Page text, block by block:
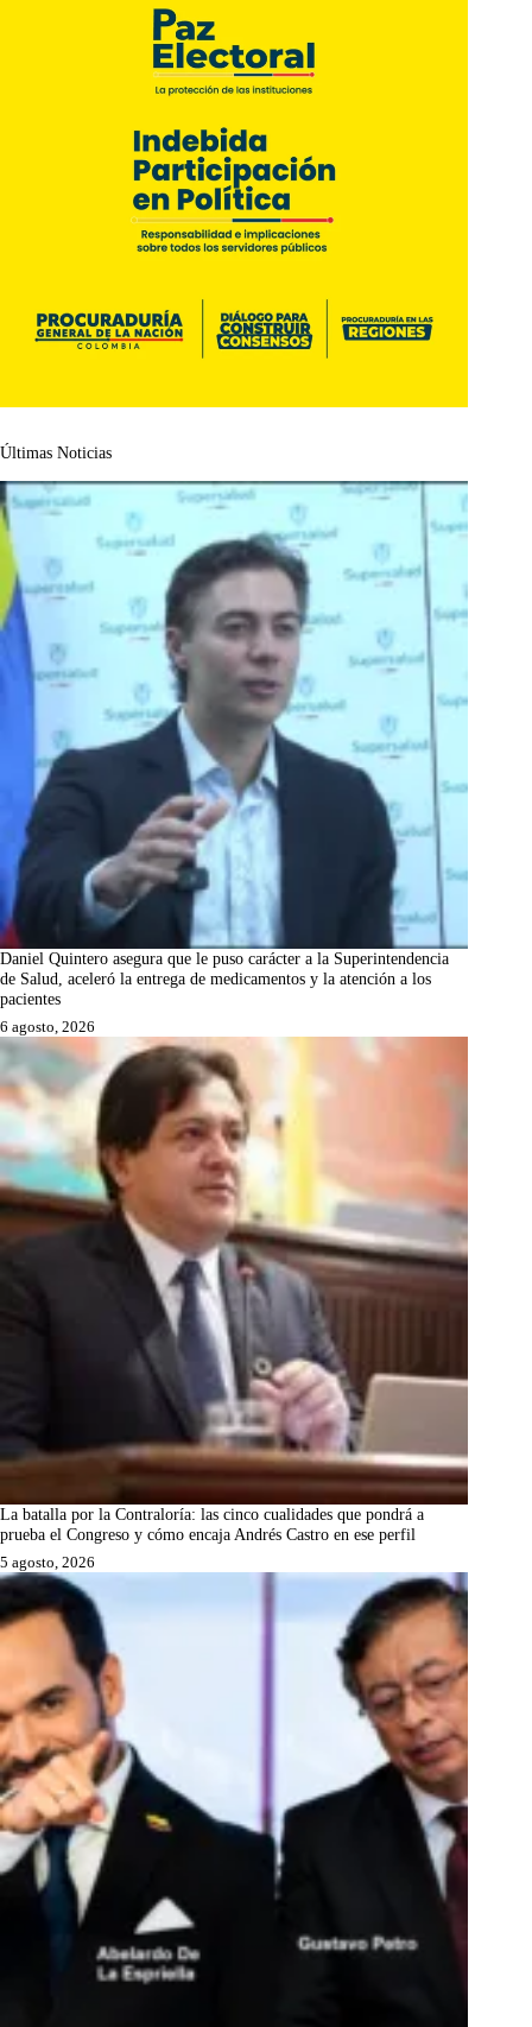
Últimas Noticias
Daniel Quintero asegura que le puso carácter a la Superintendencia
de Salud, aceleró la entrega de medicamentos y la atención a los
pacientes
6 agosto, 2026
La batalla por la Contraloría: las cinco cualidades que pondrá a
prueba el Congreso y cómo encaja Andrés Castro en ese perfil
5 agosto, 2026